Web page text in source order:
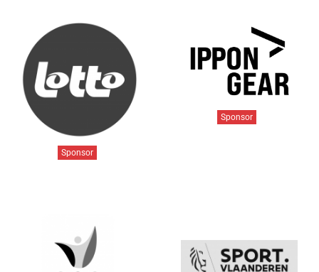
Sponsor
Sponsor